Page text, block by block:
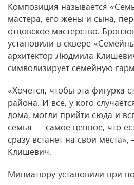
Композиция называется
мастера, его жены и сына,
отцовское мастерство.
установили в сквере
архитектор Людмила
символизирует семейную
«Хочется, чтобы эта фигурка
района. И все, у кого
дома, могли прийти сюда и
семья — самое ценное, что
сразу встанет на свои
Клишевич.
Миниатюру установили при